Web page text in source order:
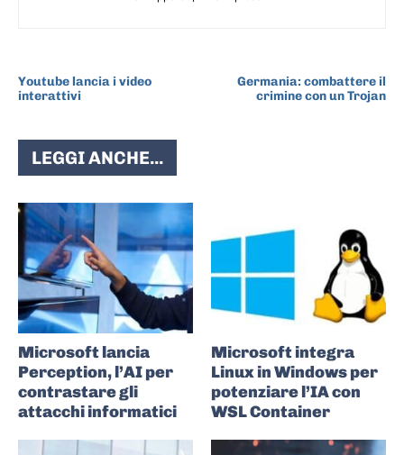
Youtube lancia i video
interattivi
Germania: combattere il
crimine con un Trojan
LEGGI ANCHE...
Microsoft lancia
Perception, l’AI per
contrastare gli
attacchi informatici
Microsoft integra
Linux in Windows per
potenziare l’IA con
WSL Container